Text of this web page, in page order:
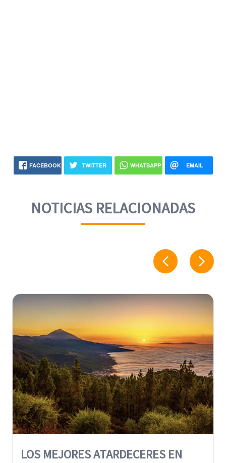
FACEBOOK TWITTER WHATSAPP EMAIL
NOTICIAS RELACIONADAS
LOS MEJORES ATARDECERES EN